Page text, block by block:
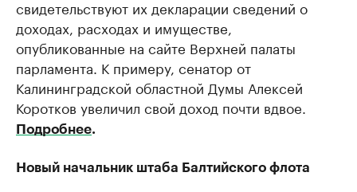
свидетельствуют их декларации сведений о
доходах, расходах и имуществе,
опубликованные на сайте Верхней палаты
парламента. К примеру, сенатор от
Калининградской областной Думы Алексей
Коротков увеличил свой доход почти вдвое.
Подробнее.
Новый начальник штаба Балтийского флота